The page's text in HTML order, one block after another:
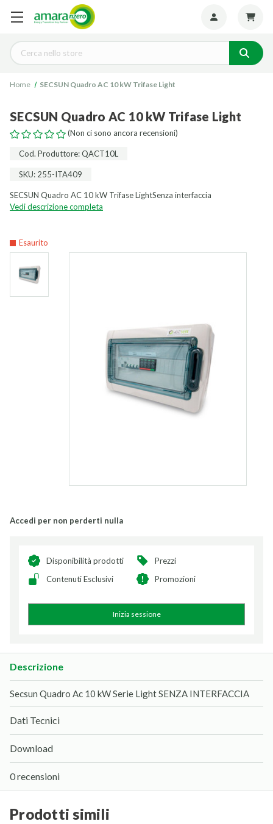
Cerca
Home SECSUN Quadro AC 10 kW Trifase Light
SECSUN Quadro AC 10 kW Trifase Light
(Non ci sono ancora recensioni)
Cod. Produttore: QACT10L
SKU: 255-ITA409
SECSUN Quadro AC 10 kW Trifase LightSenza interfaccia
Vedi descrizione completa
Esaurito
Accedi per non perderti nulla
Disponibilità prodotti
Prezzi
Contenuti Esclusivi
Promozioni
Inizia sessione
Descrizione
Secsun Quadro Ac 10 kW Serie Light SENZA INTERFACCIA
Dati Tecnici
Download
0 recensioni
prodotti simili